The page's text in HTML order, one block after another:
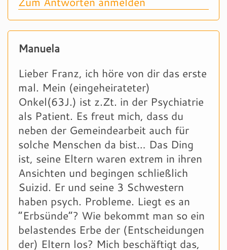
Manuela
Lieber Franz, ich höre von dir das erste
mal. Mein (eingeheirateter)
Onkel(63J.) ist z.Zt. in der Psychiatrie
als Patient. Es freut mich, dass du
neben der Gemeindearbeit auch für
solche Menschen da bist… Das Ding
ist, seine Eltern waren extrem in ihren
Ansichten und begingen schließlich
Suizid. Er und seine 3 Schwestern
haben psych. Probleme. Liegt es an
“Erbsünde”? Wie bekommt man so ein
belastendes Erbe der (Entscheidungen
der) Eltern los? Mich beschäftigt das,